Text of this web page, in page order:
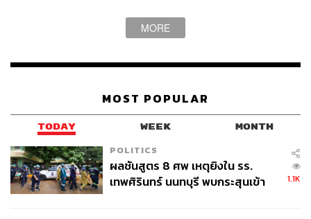
MORE
MOST POPULAR
TODAY WEEK MONTH
POLITICS
ผลชันสูตร 8 ศพ เหตุยิงใน รร.
เทพศิรินทร์ นนทบุรี พบกระสุนเข้า
1.1K